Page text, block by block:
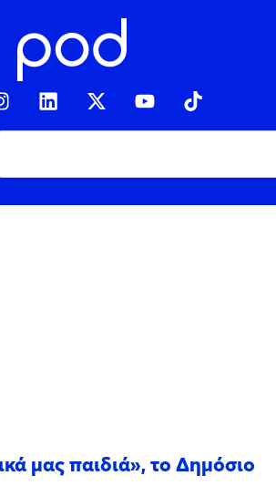
μας παιδιά», το Δημόσιο